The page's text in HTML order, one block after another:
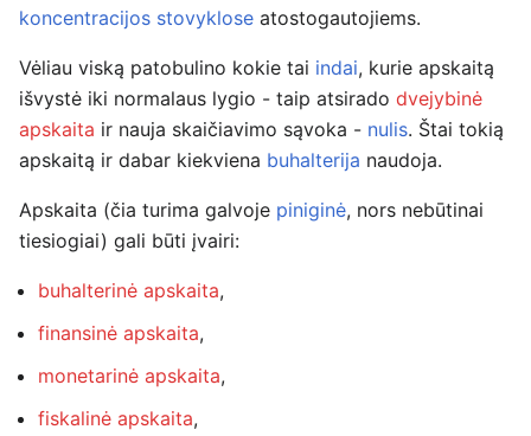
koncentracijos stovyklose atostogautojiems.
Vėliau viską patobulino kokie tai indai, kurie apskaitą
išvystė iki normalaus lygio - taip atsirado dvejybinė
apskaita ir nauja skaičiavimo sąvoka - nulis. Štai tokią
apskaitą ir dabar kiekviena buhalterija naudoja.
Apskaita (čia turima galvoje piniginė, nors nebūtinai
tiesiogiai) gali būti įvairi:
buhalterinė apskaita,
finansinė apskaita,
monetarinė apskaita,
fiskalinė apskaita,